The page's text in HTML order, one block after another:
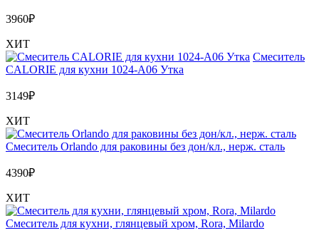
3960₽
ХИТ
Смеситель
CALORIE для кухни 1024-А06 Утка
3149₽
ХИТ
Смеситель Orlando для раковины без дон/кл., нерж. сталь
4390₽
ХИТ
Смеситель для кухни, глянцевый хром, Rora, Milardo